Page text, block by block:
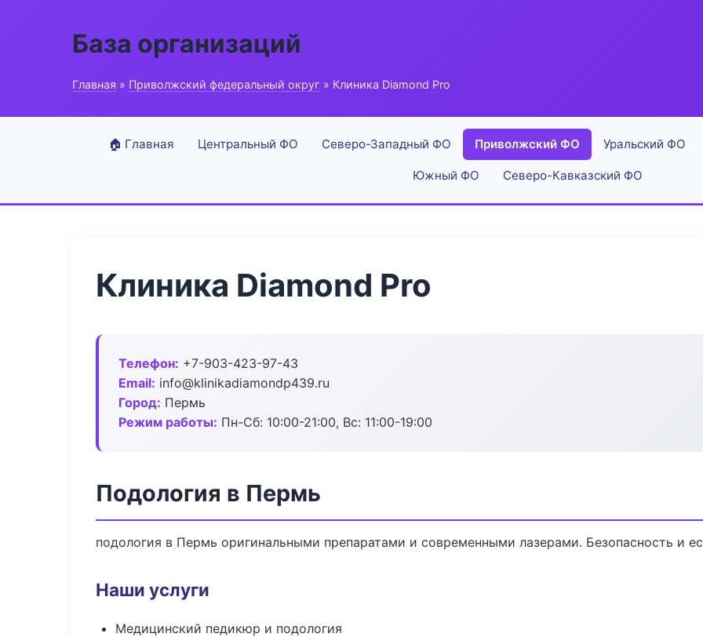
База организаций
Главная » Приволжский федеральный округ » Клиника Diamond Pro
🏠 Главная Центральный ФО Северо-Западный ФО Приволжский ФО Уральский ФО
Южный ФО Северо-Кавказский ФО
Клиника Diamond Pro
Телефон: +7-903-423-97-43
Email: info@klinikadiamondp439.ru
Город: Пермь
Режим работы: Пн-Сб: 10:00-21:00, Вс: 11:00-19:00
Подология в Пермь
подология в Пермь оригинальными препаратами и современными лазерами. Безопасность и
Наши услуги
Медицинский педикюр и подология